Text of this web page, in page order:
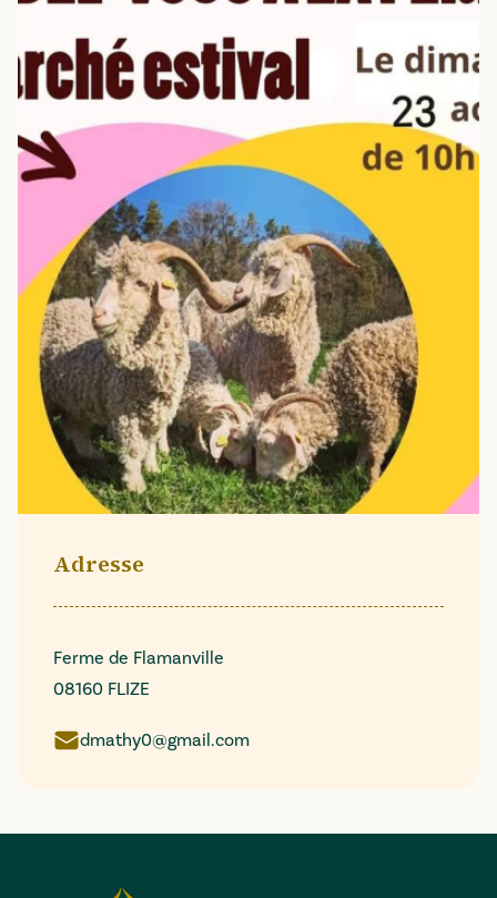
Adresse
Ferme de Flamanville
08160 FLIZE
dmathy0@gmail.com